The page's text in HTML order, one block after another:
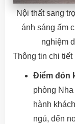
Nội thất sang
ánh sáng ấm
nghiệm
Thông tin chi tiết
Điểm đón
phòng
hành
ngủ, đến